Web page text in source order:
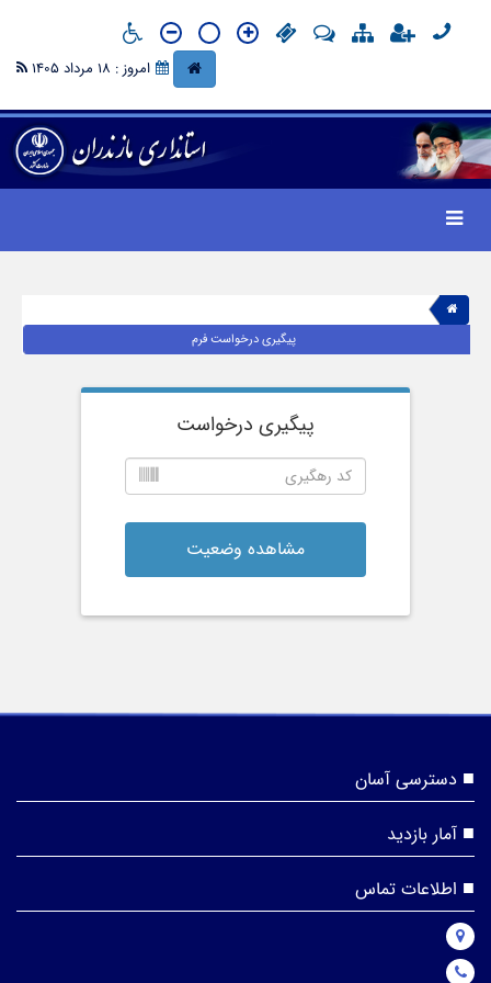
امروز : 18 مرداد 1405
پیگیری درخواست فرم
پیگیری درخواست
مشاهده وضعیت
دسترسی آسان
آمار بازدید
اطلاعات تماس